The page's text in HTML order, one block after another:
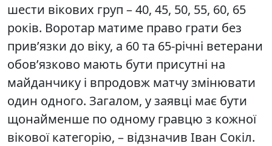
шести вікових груп – 40, 45, 50, 55, 60, 65
років. Воротар матиме право грати без
прив’язки до віку, а 60 та 65-річні ветерани
обов’язково мають бути присутні на
майданчику і впродовж матчу змінювати
один одного. Загалом, у заявці має бути
щонайменше по одному гравцю з кожної
вікової категорію, – відзначив Іван Сокіл.